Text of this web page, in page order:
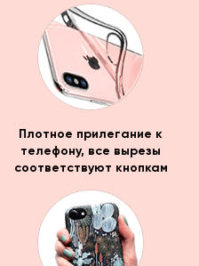
Плотное прилегание к
телефону, все вырезы
соответствуют кнопкам